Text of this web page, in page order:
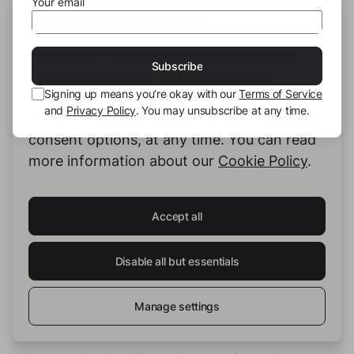
gedankenreiches Buch, das man gelesen haben
muss!
Aimie-Lee
We use our own cookies and third-party
cookies to provide you with the best
possible service. You can configure and
accept the use of cookies, and modify your
consent options, at any time. You can read
more information about our Cookie Policy.
Accept all
Disable all but essentials
Manage settings
Subscribe
Signing up means you’re okay with ourTerms of Service
and Privacy Policy. You may unsubscribe at any time.